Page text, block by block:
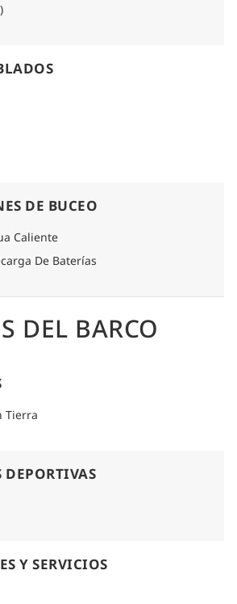
DE BUCEO
Caliente
De Baterías
DEL BARCO
Tierra
Y SERVICIOS